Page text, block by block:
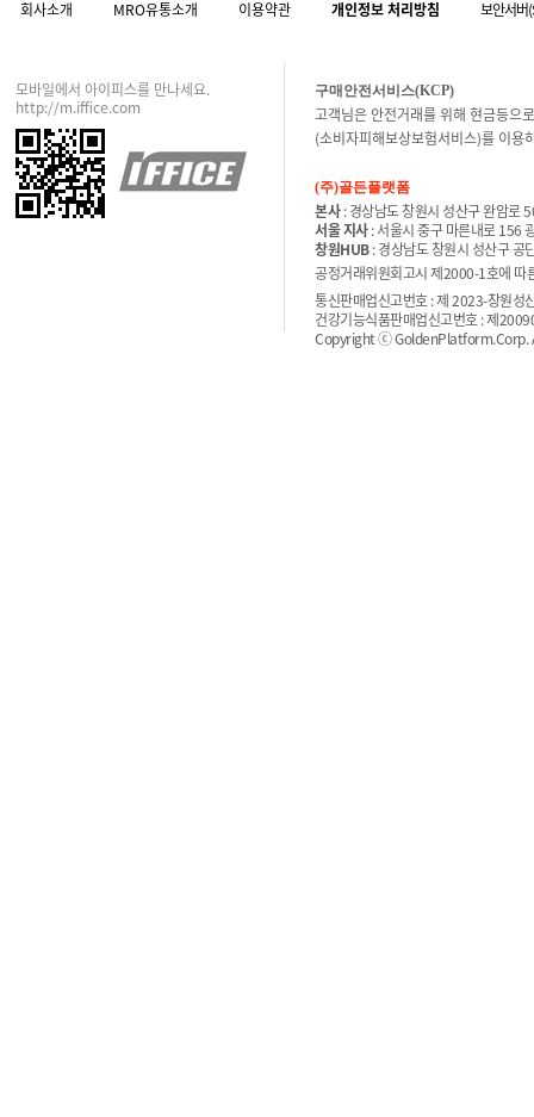
회사소개 MRO유통소개 이용약관 개인정보 처리방침 보안서버
모바일에서 아이피스를 만나세요.
http://m.iffice.com
구매안전서비스(KCP)
고객님은 안전거래를 위해 현금등으
(소비자피해보상보험서비스)를 이용
(주)골든플랫폼
본사: 경상남도 창원시 성산구 완암로
서울 지사: 서울시 중구 마른내로 156
창원HUB: 경상남도 창원시 성산구 공
공정거래위원회고시 제2000-1호에
통신판매업신고번호 : 제 2023-창원
건강기능식품판매업신고번호 : 제
Copyright ⓒ GoldenPlatform.Corp.